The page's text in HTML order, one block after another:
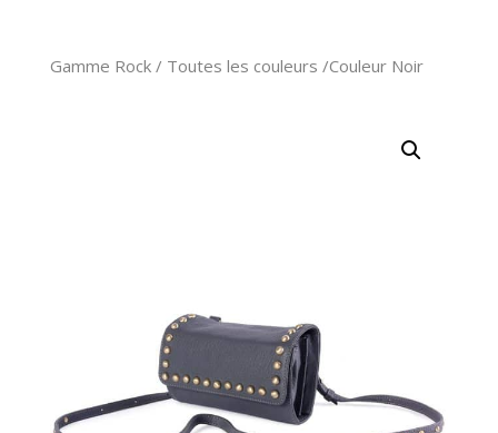
Gamme Rock / Toutes les couleurs /Couleur Noir